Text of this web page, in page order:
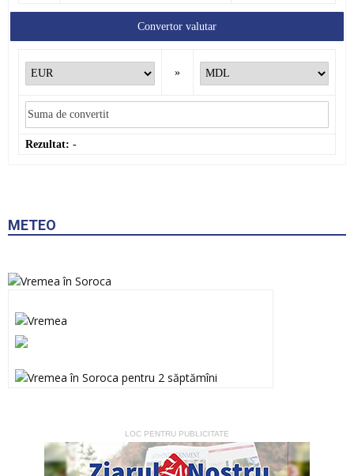
Convertor valutar
»
Rezultat: -
METEO
LOC PENTRU PUBLICITATE